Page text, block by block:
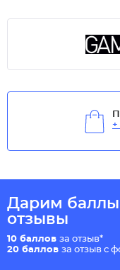
+
Дарим баллы
отзывы
10 баллов за отзыв*
20 баллов за отзыв с